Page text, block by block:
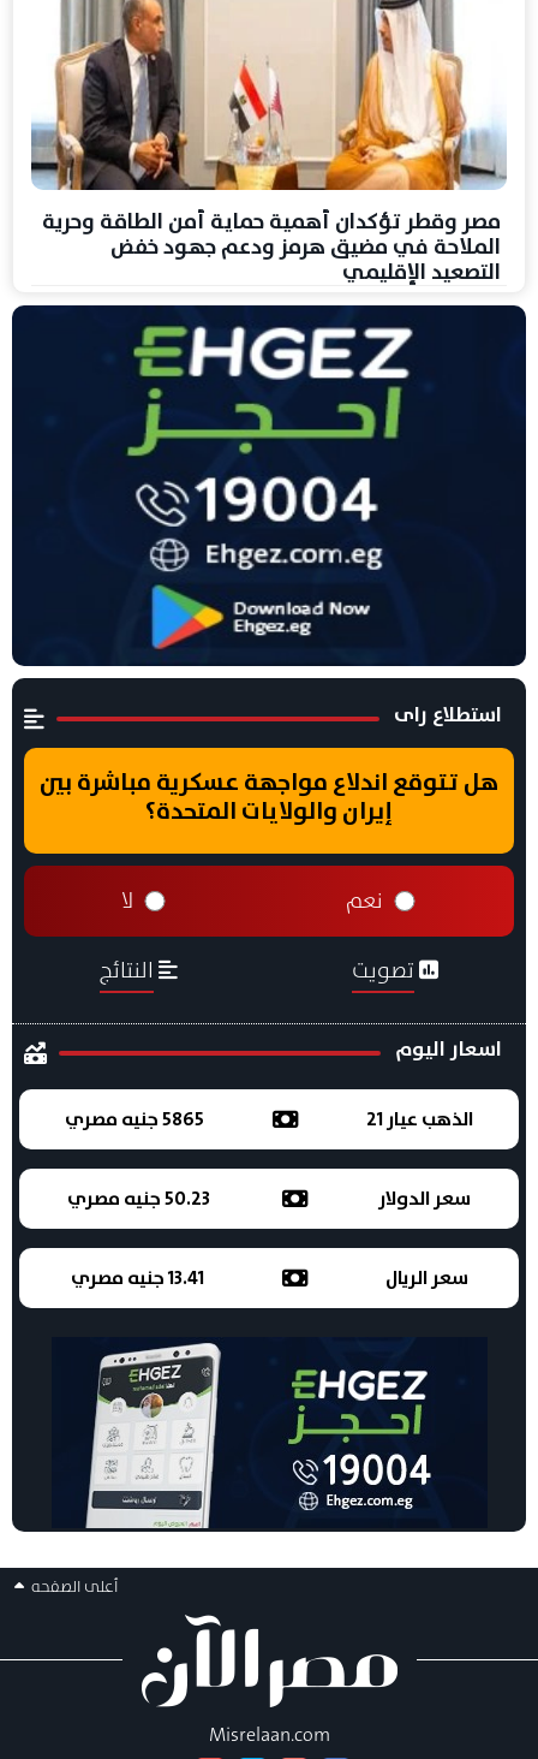
مصر وقطر تؤكدان أهمية حماية أمن الطاقة وحرية
الملاحة في مضيق هرمز ودعم جهود خفض
التصعيد الإقليمي
استطلاع راى
هل تتوقع اندلاع مواجهة عسكرية مباشرة بين
إيران والولايات المتحدة؟
نعم لا
تصويت النتائج
اسعار اليوم
الذهب عيار 21 5865 جنيه مصري
سعر الدولار 50.23 جنيه مصري
سعر الريال 13.41 جنيه مصري
أعلى الصفحه
Misrelaan.com